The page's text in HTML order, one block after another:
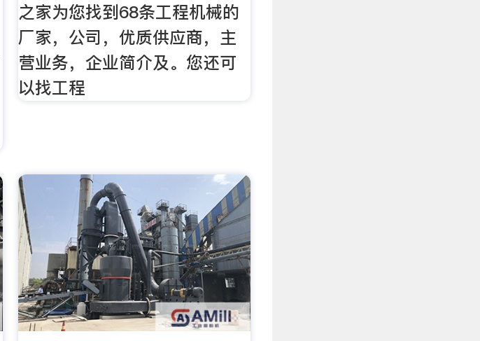
之家为您找到68条工程机械的
厂家，公司，优质供应商，主
营业务，企业简介及。您还可
以找工程